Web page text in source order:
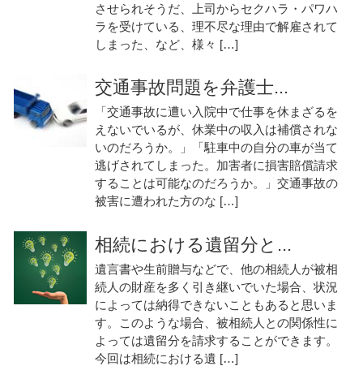
させられそうだ、上司からセクハラ・パワハ
ラを受けている、理不尽な理由で解雇されて
しまった、など、様々 […]
交通事故問題を弁護士...
「交通事故に遭い入院中で仕事を休まざるを
えないでいるが、休業中の収入は補償されな
いのだろうか。」「駐車中の自分の車が当て
逃げされてしまった。加害者に損害賠償請求
することは可能なのだろうか。」交通事故の
被害に遭われた方のな […]
相続における遺留分と...
遺言書や生前贈与などで、他の相続人が被相
続人の財産を多く引き継いでいた場合、状況
によっては納得できないこともあると思いま
す。このような場合、被相続人との関係性に
よっては遺留分を請求することができます。
今回は相続における遺 […]